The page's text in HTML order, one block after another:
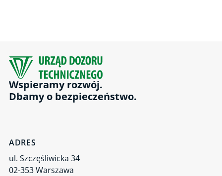
Wspieramy rozwój.
Dbamy o bezpieczeństwo.
ADRES
ul. Szczęśliwicka 34
02-353 Warszawa